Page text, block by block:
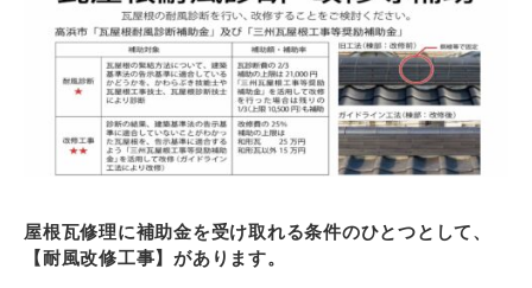
屋根瓦修理に補助金を受け取れる条件のひとつとして、
【耐風改修工事】があります。